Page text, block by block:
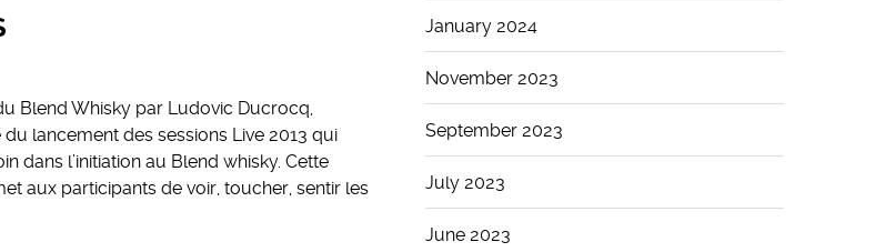
Blend Whisky par Ludovic Ducrocq,
lancement des sessions Live 2013 qui
dans l’initiation au Blend whisky. Cette
aux participants de voir, toucher, sentir les
January 2024
November 2023
September 2023
July 2023
June 2023